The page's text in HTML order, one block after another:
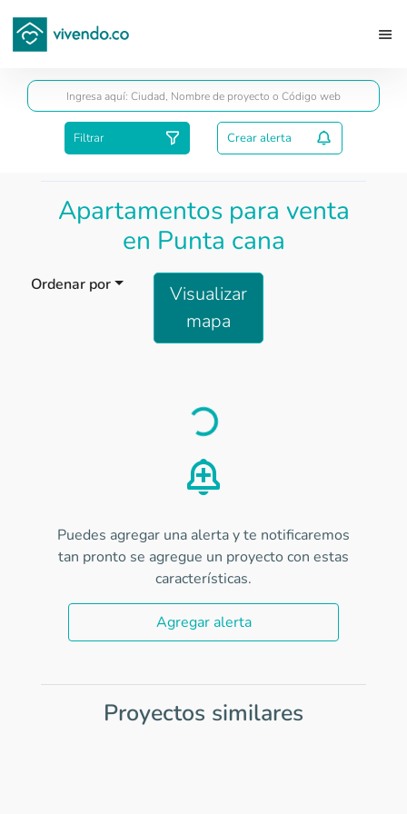
Filtrar Crear alerta
Apartamentos para venta
en Punta cana
Ordenar por
Visualizar
mapa
Load
Puedes agregar una alerta y te notificaremos
tan pronto se agregue un proyecto con estas
características.
Agregar alerta
Proyectos similares
Guardar